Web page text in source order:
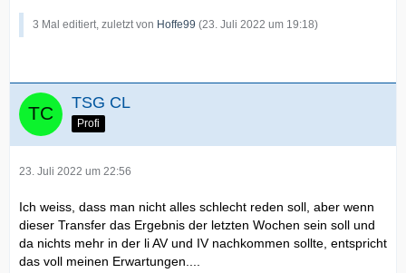
3 Mal editiert, zuletzt von Hoffe99 (23. Juli 2022 um 19:18)
TSG CL
Profi
23. Juli 2022 um 22:56
Ich weiss, dass man nicht alles schlecht reden soll, aber wenn
dieser Transfer das Ergebnis der letzten Wochen sein soll und
da nichts mehr in der li AV und IV nachkommen sollte, entspricht
das voll meinen Erwartungen....